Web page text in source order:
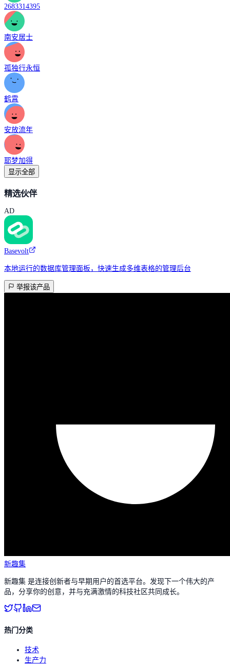
2683314395
南安居士
孤独行永恒
鹤霄
安放流年
耶梦加得
显示全部
精选伙伴
AD
Basevolt
本地运行的数据库管理面板，快速生成多维表格的管理后台
举报该产品
新趣集
新趣集 是连接创新者与早期用户的首选平台。发现下一个伟大的产
品，分享你的创意，并与充满激情的科技社区共同成长。
热门分类
技术
生产力